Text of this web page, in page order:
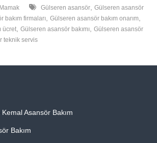
Mamak Gülseren asansör, Gülseren asansör
bakım firmaları Gülseren asansör bakım onarım
ücret, Gülseren asansör bakımı
Gülseren asansör
teknik servis
Asansör Bakım
Bakım